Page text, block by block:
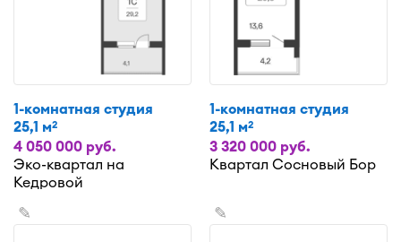
1-комнатная студия
25,1 м2
4 050 000 руб.
Эко-квартал на
Кедровой
1-комнатная студия
25,1 м2
3 320 000 руб.
Квартал Сосновый Бор
✎ ✎